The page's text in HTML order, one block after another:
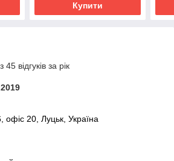
Купити
відгуків за рік
офіс 20, Луцьк, Україна